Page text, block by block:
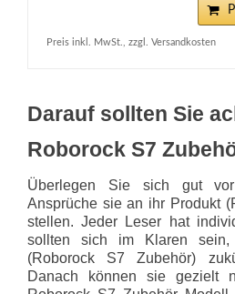
Preis inkl. MwSt., zzgl. Versandkosten
Darauf sollten Sie
Roborock S7
Überlegen Sie sich gut
Ansprüche sie an ihr Produkt
stellen. Jeder Leser hat
sollten sich im Klaren
(Roborock S7 Zubehör)
Danach können sie gezielt